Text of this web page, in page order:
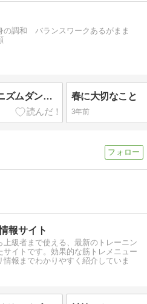
の調和 バランスワークあるがまま
anemone8月号『シャーマニズムダンスと舞』掲載されました 春に大切なこと
3年前
報サイト
上級者まで使える、最新のトレーニン
サイトです。効果的な筋トレメニュー
情報までわかりやすく紹介していま